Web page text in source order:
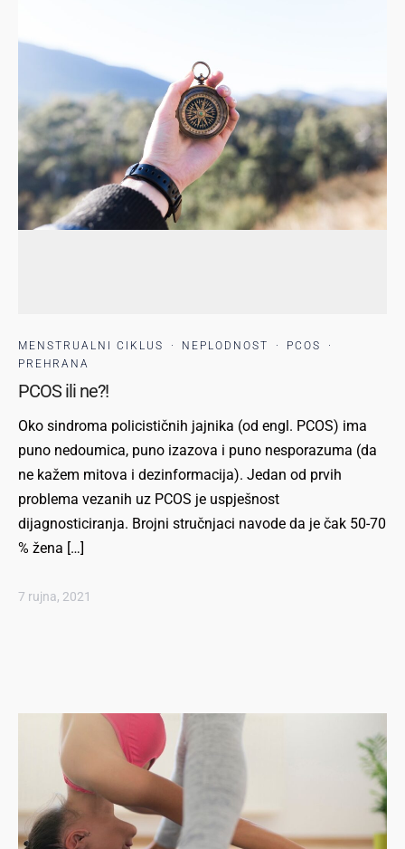
MENSTRUALNI CIKLUS · NEPLODNOST · PCOS
·
PREHRANA
PCOS ili ne?!
Oko sindroma policističnih jajnika (od engl. PCOS) ima
puno nedoumica, puno izazova i puno nesporazuma (da
ne kažem mitova i dezinformacija). Jedan od prvih
problema vezanih uz PCOS je uspješnost
dijagnosticiranja. Brojni stručnjaci navode da je čak 50-70
% žena […]
7 rujna, 2021